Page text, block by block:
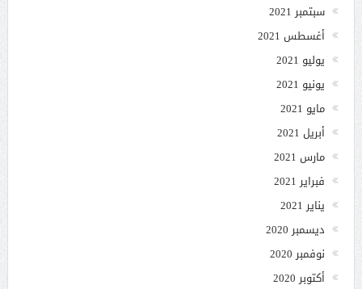
سبتمبر 2021
أغسطس 2021
يوليو 2021
يونيو 2021
مايو 2021
أبريل 2021
مارس 2021
فبراير 2021
يناير 2021
ديسمبر 2020
نوفمبر 2020
أكتوبر 2020